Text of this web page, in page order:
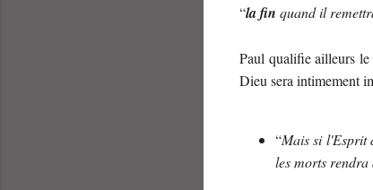
“la fin quand il
Paul qualifie ailleurs
Dieu sera intimement
“Mais si l'Esprit
les morts